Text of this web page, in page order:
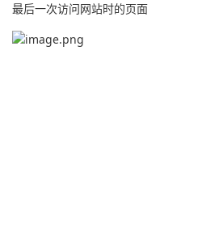
最后一次访问网站时的页面